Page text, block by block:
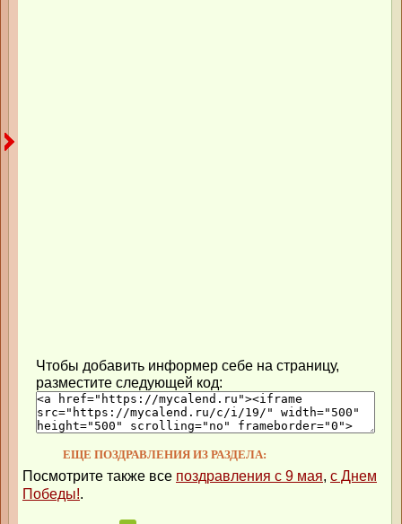
Чтобы добавить информер себе на страницу,
разместите следующей код:
ЕЩЕ ПОЗДРАВЛЕНИЯ ИЗ РАЗДЕЛА:
Посмотрите также все поздравления с 9 мая, с Днем
Победы!.